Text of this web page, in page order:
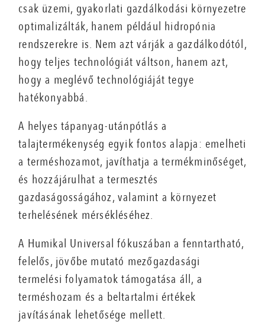
csak üzemi, gyakorlati gazdálkodási környezetre
optimalizálták, hanem például hidropónia
rendszerekre is. Nem azt várják a gazdálkodótól,
hogy teljes technológiát váltson, hanem azt,
hogy a meglévő technológiáját tegye
hatékonyabbá.
A helyes tápanyag-utánpótlás a
talajtermékenység egyik fontos alapja: emelheti
a terméshozamot, javíthatja a termékminőséget,
és hozzájárulhat a termesztés
gazdaságosságához, valamint a környezet
terhelésének mérsékléséhez.
A Humikal Universal fókuszában a fenntartható,
felelős, jövőbe mutató mezőgazdasági
termelési folyamatok támogatása áll, a
terméshozam és a beltartalmi értékek
javításának lehetősége mellett.